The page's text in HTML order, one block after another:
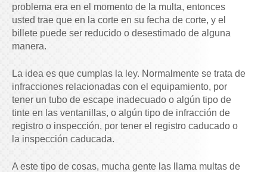
problema era en el momento de la multa, entonces
usted trae que en la corte en su fecha de corte, y el
billete puede ser reducido o desestimado de alguna
manera.
La idea es que cumplas la ley. Normalmente se trata de
infracciones relacionadas con el equipamiento, por
tener un tubo de escape inadecuado o algún tipo de
tinte en las ventanillas, o algún tipo de infracción de
registro o inspección, por tener el registro caducado o
la inspección caducada.
A este tipo de cosas, mucha gente las llama multas de